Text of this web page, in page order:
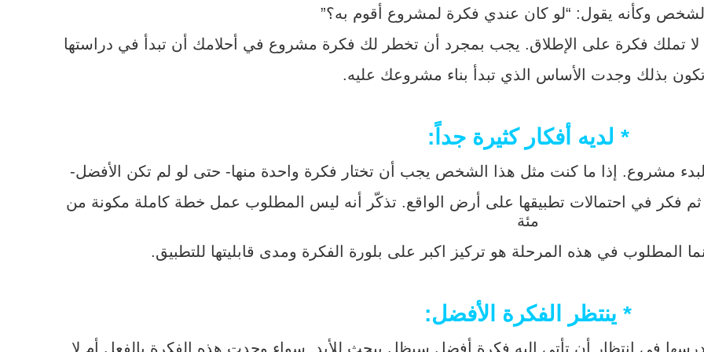
وكأنه يقول: “لو كان عندي فكرة لمشروع أقوم به؟”
لا تملك فكرة على الإطلاق. يجب بمجرد أن تخطر لك فكرة مشروع في أحلامك أن تبدأ في دراستها
بذلك وجدت الأساس الذي تبدأ بناء مشروعك عليه.
* لديه أفكار كثيرة جداً:
مشروع. إذا ما كنت مثل هذا الشخص يجب أن تختار فكرة واحدة منها- حتى لو لم تكن الأفضل-
ثم فكر في احتمالات تطبيقها على أرض الواقع. تذكّر أنه ليس المطلوب عمل خطة كاملة مكونة من
مئة
المطلوب في هذه المرحلة هو تركيز اكبر على بلورة الفكرة ومدى قابليتها للتطبيق.
* ينتظر الفكرة الأفضل:
في انتظار أن تأتي إليه فكرة أفضل سيظل يبحث للأبد. سواء وجدت هذه الفكرة بالفعل أم لا